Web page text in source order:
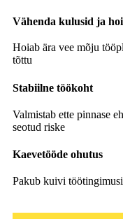
Vähenda kulusid ja
Hoiab ära vee mõju
tõttu
Stabiilne töökoht
Valmistab ette pinnase
seotud riske
Kaevetööde ohutus
Pakub kuivi